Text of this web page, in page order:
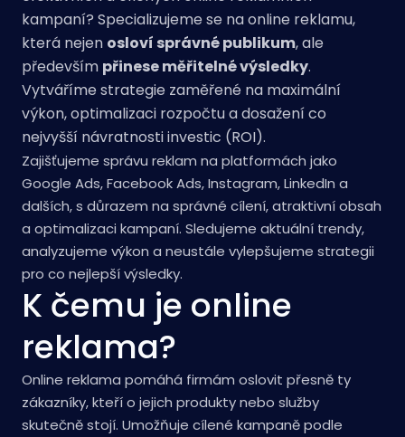
kampaní? Specializujeme se na online reklamu,
která nejen osloví správné publikum, ale
především přinese měřitelné výsledky.
Vytváříme strategie zaměřené na maximální
výkon, optimalizaci rozpočtu a dosažení co
nejvyšší návratnosti investic (ROI).
Zajišťujeme správu reklam na platformách jako
Google Ads, Facebook Ads, Instagram, LinkedIn a
dalších, s důrazem na správné cílení, atraktivní obsah
a optimalizaci kampaní. Sledujeme aktuální trendy,
analyzujeme výkon a neustále vylepšujeme strategii
pro co nejlepší výsledky.
K čemu je online
reklama?
Online reklama pomáhá firmám oslovit přesně ty
zákazníky, kteří o jejich produkty nebo služby
skutečně stojí. Umožňuje cílené kampaně podle